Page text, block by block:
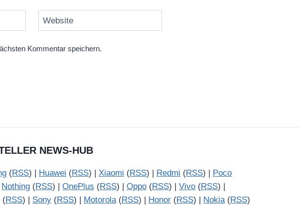
Website
Kommentar speichern.
NEWS-HUB
(RSS) | Huawei (RSS) | Xiaomi (RSS) | Redmi (RSS) | Poco
Nothing (RSS) | OnePlus (RSS) | Oppo (RSS) | Vivo (RSS) |
(RSS) | Sony (RSS) | Motorola(RSS) | Honor (RSS) | Nokia(RSS)